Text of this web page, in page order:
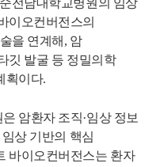
전남대학교병원의 임상
이오컨버전스의
을 연계해, 암
깃 발굴 등 정밀의학
획이다.
암환자 조직·임상 정보
상 기반의 핵심
바이오컨버전스는 환자